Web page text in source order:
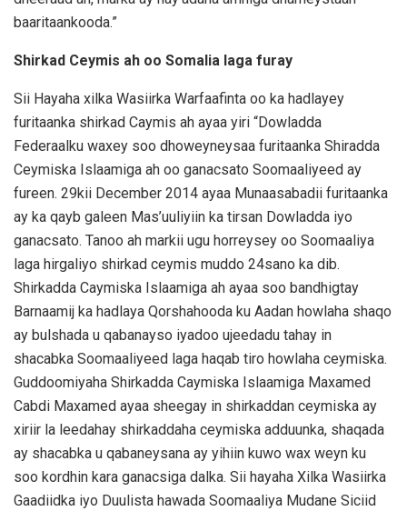
baaritaankooda.”
Shirkad Ceymis ah oo Somalia laga furay
Sii Hayaha xilka Wasiirka Warfaafinta oo ka hadlayey
furitaanka shirkad Caymis ah ayaa yiri “Dowladda
Federaalku waxey soo dhoweyneysaa furitaanka Shiradda
Ceymiska Islaamiga ah oo ganacsato Soomaaliyeed ay
fureen. 29kii December 2014 ayaa Munaasabadii furitaanka
ay ka qayb galeen Mas’uuliyiin ka tirsan Dowladda iyo
ganacsato. Tanoo ah markii ugu horreysey oo Soomaaliya
laga hirgaliyo shirkad ceymis muddo 24sano ka dib.
Shirkadda Caymiska Islaamiga ah ayaa soo bandhigtay
Barnaamij ka hadlaya Qorshahooda ku Aadan howlaha shaqo
ay bulshada u qabanayso iyadoo ujeedadu tahay in
shacabka Soomaaliyeed laga haqab tiro howlaha ceymiska.
Guddoomiyaha Shirkadda Caymiska Islaamiga Maxamed
Cabdi Maxamed ayaa sheegay in shirkaddan ceymiska ay
xiriir la leedahay shirkaddaha ceymiska adduunka, shaqada
ay shacabka u qabaneysana ay yihiin kuwo wax weyn ku
soo kordhin kara ganacsiga dalka. Sii hayaha Xilka Wasiirka
Gaadiidka iyo Duulista hawada Soomaaliya Mudane Siciid